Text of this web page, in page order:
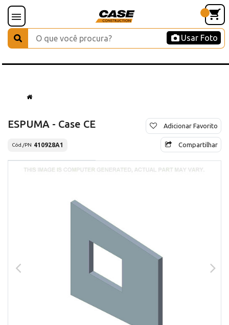
Usar Foto
ESPUMA - Case CE
Cód./PN 410928A1
Adicionar Favorito
Compartilhar